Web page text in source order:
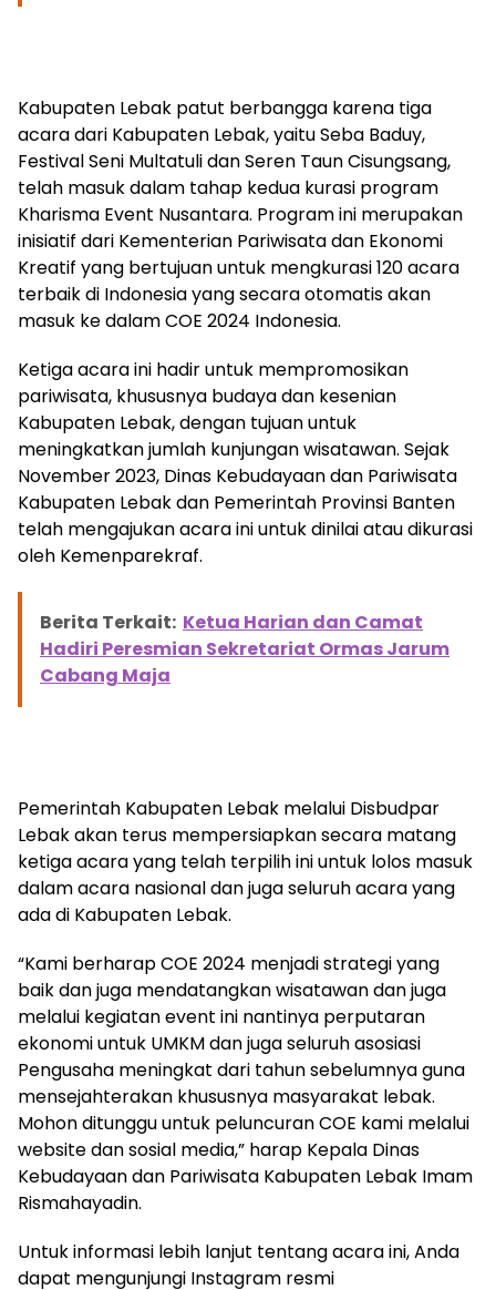
Kabupaten Lebak patut berbangga karena tiga
acara dari Kabupaten Lebak, yaitu Seba Baduy,
Festival Seni Multatuli dan Seren Taun Cisungsang,
telah masuk dalam tahap kedua kurasi program
Kharisma Event Nusantara. Program ini merupakan
inisiatif dari Kementerian Pariwisata dan Ekonomi
Kreatif yang bertujuan untuk mengkurasi 120 acara
terbaik di Indonesia yang secara otomatis akan
masuk ke dalam COE 2024 Indonesia.
Ketiga acara ini hadir untuk mempromosikan
pariwisata, khususnya budaya dan kesenian
Kabupaten Lebak, dengan tujuan untuk
meningkatkan jumlah kunjungan wisatawan. Sejak
November 2023, Dinas Kebudayaan dan Pariwisata
Kabupaten Lebak dan Pemerintah Provinsi Banten
telah mengajukan acara ini untuk dinilai atau dikurasi
oleh Kemenparekraf.
Berita Terkait: Ketua Harian dan Camat
Hadiri Peresmian Sekretariat Ormas Jarum
Cabang Maja
Pemerintah Kabupaten Lebak melalui Disbudpar
Lebak akan terus mempersiapkan secara matang
ketiga acara yang telah terpilih ini untuk lolos masuk
dalam acara nasional dan juga seluruh acara yang
ada di Kabupaten Lebak.
“Kami berharap COE 2024 menjadi strategi yang
baik dan juga mendatangkan wisatawan dan juga
melalui kegiatan event ini nantinya perputaran
ekonomi untuk UMKM dan juga seluruh asosiasi
Pengusaha meningkat dari tahun sebelumnya guna
mensejahterakan khususnya masyarakat lebak.
Mohon ditunggu untuk peluncuran COE kami melalui
website dan sosial media,” harap Kepala Dinas
Kebudayaan dan Pariwisata Kabupaten Lebak Imam
Rismahayadin.
Untuk informasi lebih lanjut tentang acara ini, Anda
dapat mengunjungi Instagram resmi